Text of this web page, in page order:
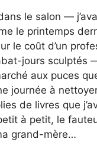
le salon —
le printemps
le coût d’un
jours sculptés
aux puces
journée à
de livres que
à petit, le
grand-mère…